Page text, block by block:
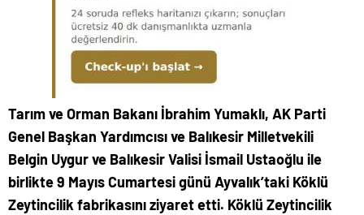
Tarım ve Orman Bakanı İbrahim Yumaklı, AK Parti
Genel Başkan Yardımcısı ve Balıkesir Milletvekili
Belgin Uygur ve Balıkesir Valisi İsmail Ustaoğlu ile
birlikte 9 Mayıs Cumartesi günü Ayvalık’taki Köklü
Zeytincilik fabrikasını ziyaret etti. Köklü Zeytincilik